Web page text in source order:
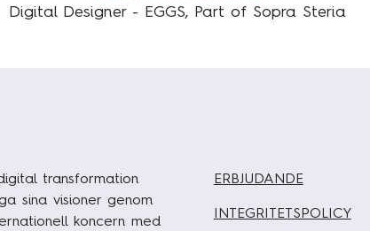
Digital Designer - EGGS, Part of Sopra Steria
transformation
sina visioner genom
koncern med
ERBJUDANDE
INTEGRITETSPOLICY